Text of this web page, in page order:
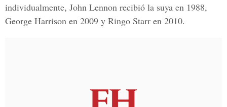
individualmente, John Lennon recibió la suya en 1988,
George Harrison en 2009 y Ringo Starr en 2010.